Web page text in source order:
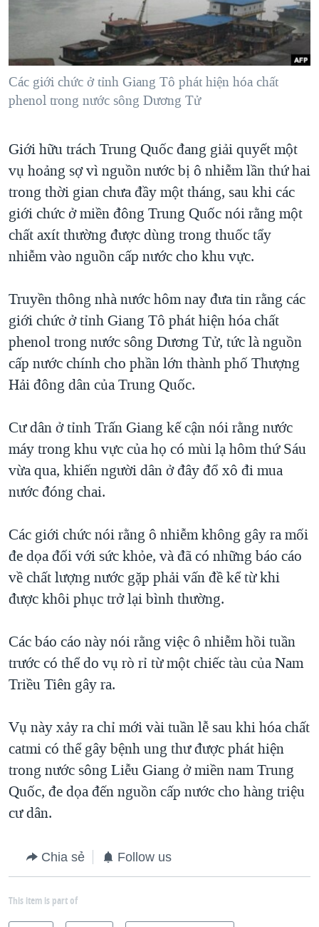
"Tìm"
NGƯỜI VIỆT HẢI NGOẠI
ĐỜI SỐNG
KINH TẾ
KHOA HỌC
VĂN HOÁ
THỂ THAO
GIÁO DỤC
HÀNH TRÌNH BẦU CỬ 2024
MỘT NĂM CHIẾN TRANH TẠI DẢI GAZA
GIẢI MÃ VÀNH ĐAI & CON ĐƯỜNG
NGÀY TỊ NẠN THẾ GIỚI
GROUND ZERO – XƯA VÀ NAY
CHI PHÍ CHIẾN TRANH AFGHANISTAN
CÁC GIÁ TRỊ CỘNG HÒA Ở VIỆT NAM
THƯỢNG ĐỈNH TRUMP-KIM TẠI VIỆT NAM
TRỊNH VĨNH BÌNH VS. CHÍNH PHỦ VIỆT NAM
BÊN KIA QUỐC LỘ: TIẾNG VỌNG TỪ NÔNG THÔN MỸ
QUAN HỆ VIỆT MỸ
MẠNG XÃ HỘI
Ngôn ngữ khác
Các giới chức ở tỉnh Giang Tô phát hiện hóa chất
phenol trong nước sông Dương Tử
Giới hữu trách Trung Quốc đang giải quyết một
vụ hoảng sợ vì nguồn nước bị ô nhiễm lần thứ hai
trong thời gian chưa đầy một tháng, sau khi các
giới chức ở miền đông Trung Quốc nói rằng một
chất axít thường được dùng trong thuốc tẩy
nhiễm vào nguồn cấp nước cho khu vực.
Truyền thông nhà nước hôm nay đưa tin rằng các
giới chức ở tỉnh Giang Tô phát hiện hóa chất
phenol trong nước sông Dương Tử, tức là nguồn
cấp nước chính cho phần lớn thành phố Thượng
Hải đông dân của Trung Quốc.
Cư dân ở tỉnh Trấn Giang kế cận nói rằng nước
máy trong khu vực của họ có mùi lạ hôm thứ Sáu
vừa qua, khiến người dân ở đây đổ xô đi mua
nước đóng chai.
Các giới chức nói rằng ô nhiễm không gây ra mối
đe dọa đối với sức khỏe, và đã có những báo cáo
về chất lượng nước gặp phải vấn đề kể từ khi
được khôi phục trở lại bình thường.
Các báo cáo này nói rằng việc ô nhiễm hồi tuần
trước có thể do vụ rò rỉ từ một chiếc tàu của Nam
Triều Tiên gây ra.
Vụ này xảy ra chỉ mới vài tuần lễ sau khi hóa chất
catmi có thể gây bệnh ung thư được phát hiện
trong nước sông Liễu Giang ở miền nam Trung
Quốc, đe dọa đến nguồn cấp nước cho hàng triệu
cư dân.
Chia sẻ Follow us
This item is part of